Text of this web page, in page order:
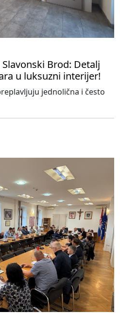
Brod: Detalj
u luksuzni interijer!
jednolična i često